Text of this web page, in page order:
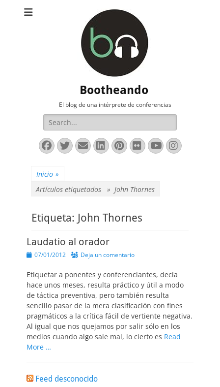
Bootheando
El blog de una intérprete de conferencias
Buscar:
Facebook
Twitter
Correo
electrónico
LinkedIn
Pinterest
FlickrYouTube
Inicio »
Artículos etiquetados » John Thornes
Etiqueta: John Thornes
Laudatio al orador
Publicado
07/01/2012 Deja un comentario
Etiquetar a ponentes y conferenciantes, decía
hace unos meses, resulta práctico y útil a modo
de táctica preventiva, pero también resulta
sencillo pasar de la mera clasificación con fines
pragmáticos a la crítica fácil de vertiente negativa.
Al igual que nos quejamos por salir sólo en los
medios cuando algo sale mal, lo cierto es Read
More …
Feed desconocido